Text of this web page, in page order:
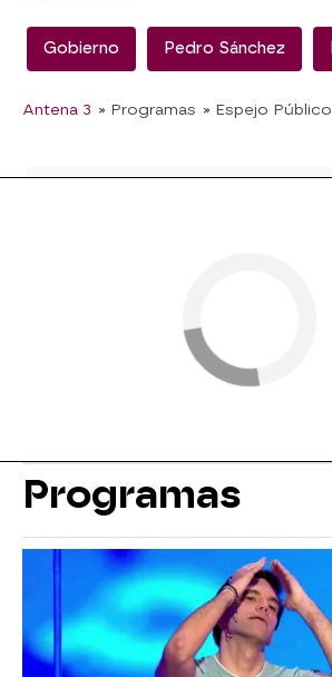
Gobierno Pedro Sánchez
Antena 3 » Programas » Espejo Público
Programas